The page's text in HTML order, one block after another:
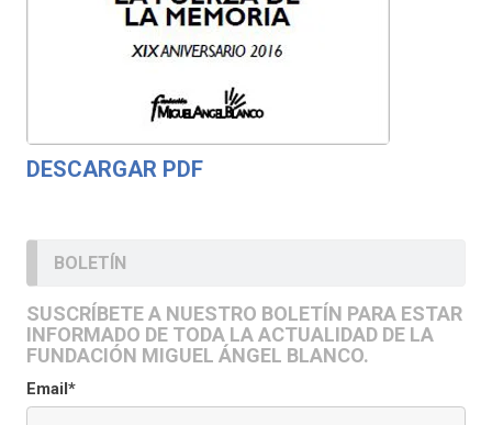
DESCARGAR PDF
BOLETÍN
SUSCRÍBETE A NUESTRO BOLETÍN PARA ESTAR
INFORMADO DE TODA LA ACTUALIDAD DE LA
FUNDACIÓN MIGUEL ÁNGEL BLANCO.
Email*